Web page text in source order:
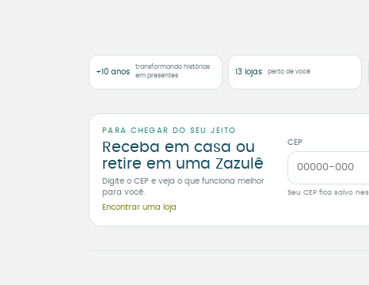
+10 anos
transformando histórias
em presentes
13 lojas perto de você
PARA CHEGAR DO SEU JEITO
Receba em casa ou
retire em uma Zazulê
Digite o CEP e veja o que funciona melhor
para você.
Encontrar uma loja
CEP
Seu CEP fica salvo